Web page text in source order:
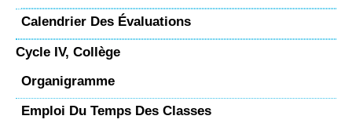
Calendrier Des Évaluations
Cycle IV, Collège
Organigramme
Emploi Du Temps Des Classes